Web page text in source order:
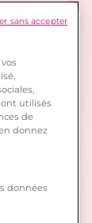
utilisés
de
donnez
données
sans accepter